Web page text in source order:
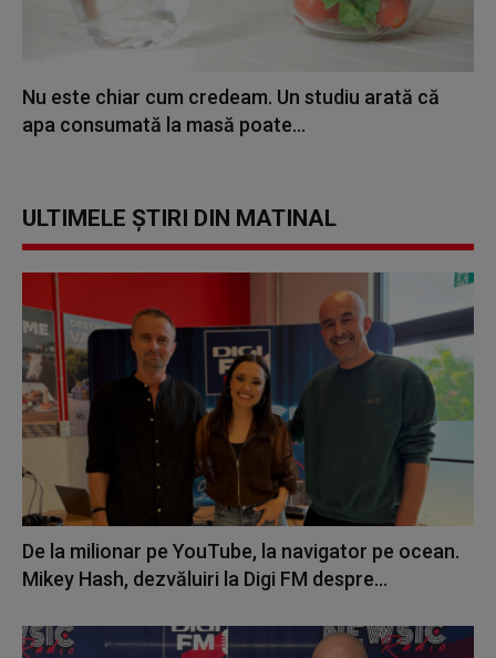
Nu este chiar cum credeam. Un studiu arată că
apa consumată la masă poate...
ULTIMELE ȘTIRI DIN MATINAL
De la milionar pe YouTube, la navigator pe ocean.
Mikey Hash, dezvăluiri la Digi FM despre...